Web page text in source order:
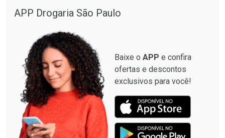
APP Drogaria São Paulo
Baixe o APP e confira
ofertas e descontos
exclusivos para você!